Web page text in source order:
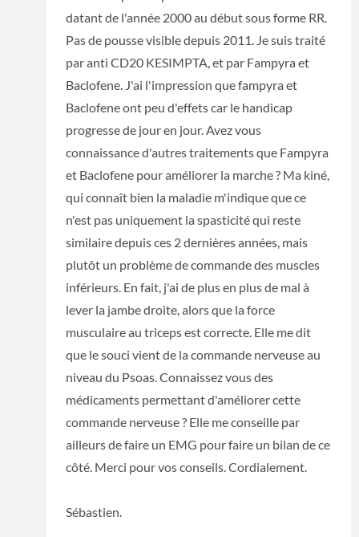
datant de l'année 2000 au début sous forme RR.
Pas de pousse visible depuis 2011. Je suis traité
par anti CD20 KESIMPTA, et par Fampyra et
Baclofene. J'ai l'impression que fampyra et
Baclofene ont peu d'effets car le handicap
progresse de jour en jour. Avez vous
connaissance d'autres traitements que Fampyra
et Baclofene pour améliorer la marche ? Ma kiné,
qui connaît bien la maladie m'indique que ce
n'est pas uniquement la spasticité qui reste
similaire depuis ces 2 dernières années, mais
plutôt un problème de commande des muscles
inférieurs. En fait, j'ai de plus en plus de mal à
lever la jambe droite, alors que la force
musculaire au triceps est correcte. Elle me dit
que le souci vient de la commande nerveuse au
niveau du Psoas. Connaissez vous des
médicaments permettant d'améliorer cette
commande nerveuse ? Elle me conseille par
ailleurs de faire un EMG pour faire un bilan de ce
côté. Merci pour vos conseils. Cordialement.
Sébastien.